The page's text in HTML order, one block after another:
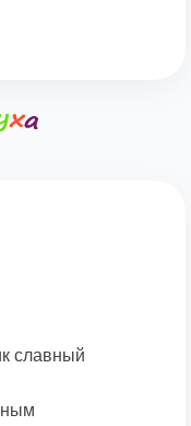
славный